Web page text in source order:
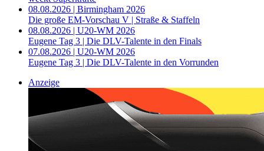
08.08.2026 | Birmingham 2026
Die große EM-Vorschau V | Straße & Staffeln
08.08.2026 | U20-WM 2026
Eugene Tag 3 | Die DLV-Talente in den Finals
07.08.2026 | U20-WM 2026
Eugene Tag 3 | Die DLV-Talente in den Vorrunden
Anzeige